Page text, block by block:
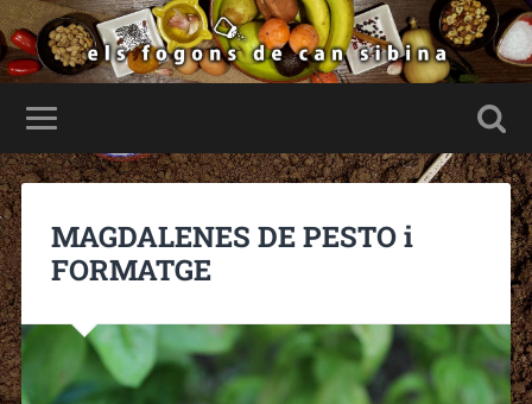
MAGDALENES DE PESTO i
FORMATGE